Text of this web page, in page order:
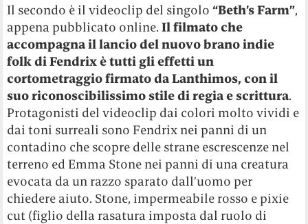
Il secondo è il videoclip del singolo“Beth’s Farm”,
appena pubblicato online.Il filmato che
accompagna il lancio del nuovo brano indie
folk di Fendrix è tutti gli effetti un
cortometraggio firmato da Lanthimos, con il
suo riconoscibilissimo stile di regia e scrittura.
Protagonisti del videoclip dai colori molto vividi e
dai toni surreali sono Fendrix nei panni di un
contadino che scopre delle strane escrescenze nel
terreno ed Emma Stone nei panni di una creatura
evocata da un razzo sparato dall’uomo per
chiedere aiuto. Stone, impermeabile rosso e pixie
cut (figlio della rasatura imposta dal ruolo di